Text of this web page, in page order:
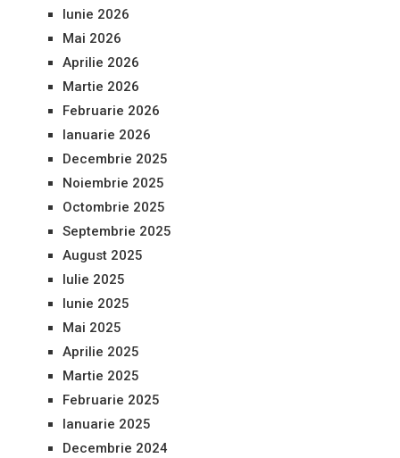
Iunie 2026
Mai 2026
Aprilie 2026
Martie 2026
Februarie 2026
Ianuarie 2026
Decembrie 2025
Noiembrie 2025
Octombrie 2025
Septembrie 2025
August 2025
Iulie 2025
Iunie 2025
Mai 2025
Aprilie 2025
Martie 2025
Februarie 2025
Ianuarie 2025
Decembrie 2024